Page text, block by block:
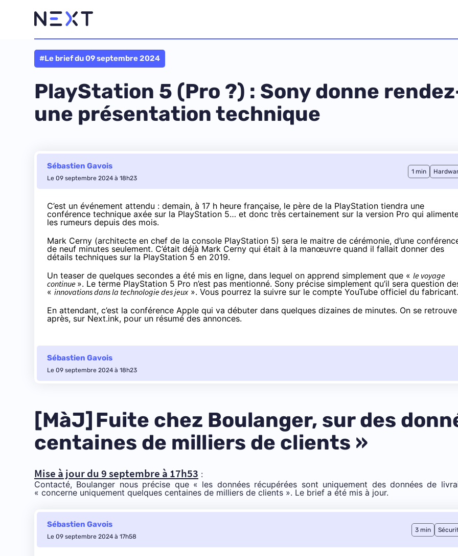
#Le brief du 09 septembre 2024
PlayStation 5 (Pro ?) : Sony donne
une présentation technique
Sébastien Gavois
Le 09 septembre 2024 à 18h23
1 min
C’est un événement attendu : demain, à 17 h heure française, le père de la PlayStation tiendra une
conférence technique axée sur la PlayStation 5… et donc très certainement sur la version Pro qui
les rumeurs depuis des mois.
Mark Cerny (architecte en chef de la console PlayStation 5) sera le maitre de cérémonie, d’une
de neuf minutes seulement. C’était déjà Mark Cerny qui était à la manœuvre quand il fallait donner des
détails techniques sur la PlayStation 5 en 2019.
Un teaser de quelques secondes a été mis en ligne, dans lequel on apprend simplement que « le voyage
continue ». Le terme PlayStation 5 Pro n’est pas mentionné. Sony précise simplement qu’il sera question
« innovations dans la technologie des jeux». Vous pourrez la suivre sur le compte YouTube officiel du fabricant.
En attendant, c’est la conférence Apple qui va débuter dans quelques dizaines de minutes. On se retrouve
après, sur Next.ink, pour un résumé des annonces.
Sébastien Gavois
Le 09 septembre 2024 à 18h23
[MàJ] Fuite chez Boulanger, sur des
centaines de milliers de clients »
Mise à jour du 9 septembre à 17h53 :
Contacté, Boulanger nous précise que « les données récupérées sont uniquement des données de
« concerne uniquement quelques centaines de milliers de clients ». Le brief a été mis à jour.
Sébastien Gavois
Le 09 septembre 2024 à 17h58
3 min